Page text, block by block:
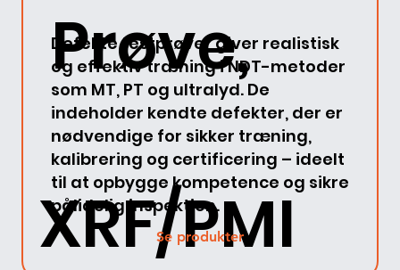
Prøve,
Defekte testprøver giver realistisk
og effektiv træning i NDT-metoder
som MT, PT og ultralyd. De
indeholder kendte defekter, der er
nødvendige for sikker træning,
kalibrering og certificering – ideelt
til at opbygge kompetence og sikre
pålidelig inspektion.
XRF/PMI
Se produkter